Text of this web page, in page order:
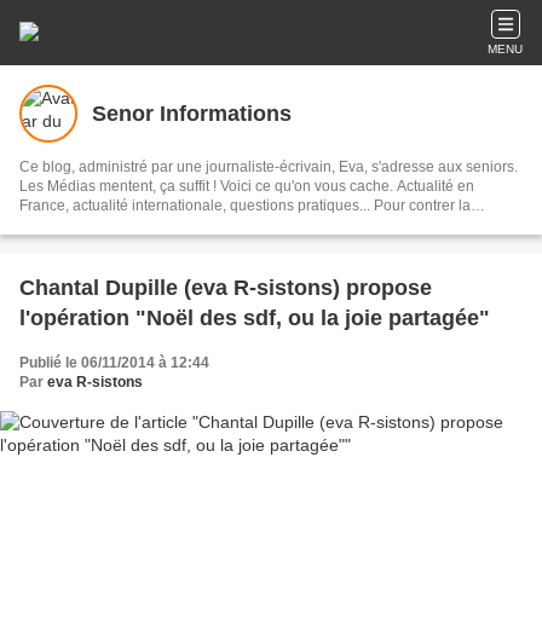
MENU
Senor Informations
Ce blog, administré par une journaliste-écrivain, Eva, s'adresse aux seniors.
Les Médias mentent, ça suffit ! Voici ce qu'on vous cache. Actualité en
France, actualité internationale, questions pratiques... Pour contrer la
regroupant les parutions nouvelles)
Chantal Dupille (eva R-sistons) propose
l'opération "Noël des sdf, ou la joie partagée"
Publié le 06/11/2014 à 12:44
Par eva R-sistons